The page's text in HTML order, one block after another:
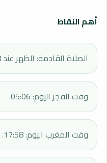
أهم النقاط
الصلاة القادمة: الظهر عند 12:08.
وقت الفجر اليوم: 05:06.
وقت المغرب اليوم: 17:58.